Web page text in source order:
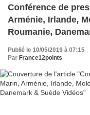
Conférence de
Arménie, Irlande,
Roumanie,
Publié le 10/05/2019 à 07:15
Par France12points